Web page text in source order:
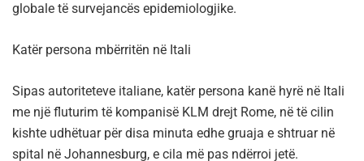
globale të survejancës epidemiologjike.
Katër persona mbërritën në Itali
Sipas autoriteteve italiane, katër persona kanë hyrë në Itali
me një fluturim të kompanisë KLM drejt Rome, në të cilin
kishte udhëtuar për disa minuta edhe gruaja e shtruar në
spital në Johannesburg, e cila më pas ndërroi jetë.